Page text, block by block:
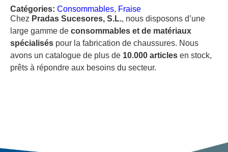
Catégories: Consommables, Fraise
Chez Pradas Sucesores, S.L., nous disposons d’une
large gamme de consommables et de matériaux
spécialisés pour la fabrication de chaussures. Nous
avons un catalogue de plus de 10.000 articles en stock,
prêts à répondre aux besoins du secteur.